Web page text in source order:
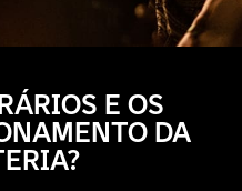
E OS
DA